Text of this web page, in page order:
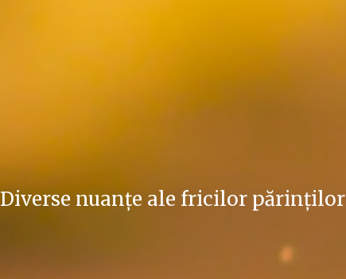
Diverse nuanțe ale fricilor părinților